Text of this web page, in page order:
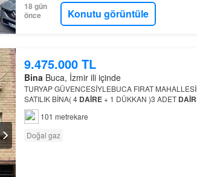
18 gün
önce
Konutu görüntüle
9.475.000 TL
Bina Buca, İzmir ili içinde
TURYAP GÜVENCESİYLEBUCA FIRAT
SATILIK BİNA( 4 DAİRE+ 1 DÜKKAN )3 ADET
AÇIK FERAH TERASZEMİN
uygunluk…
101 metrekare
Doğal gaz